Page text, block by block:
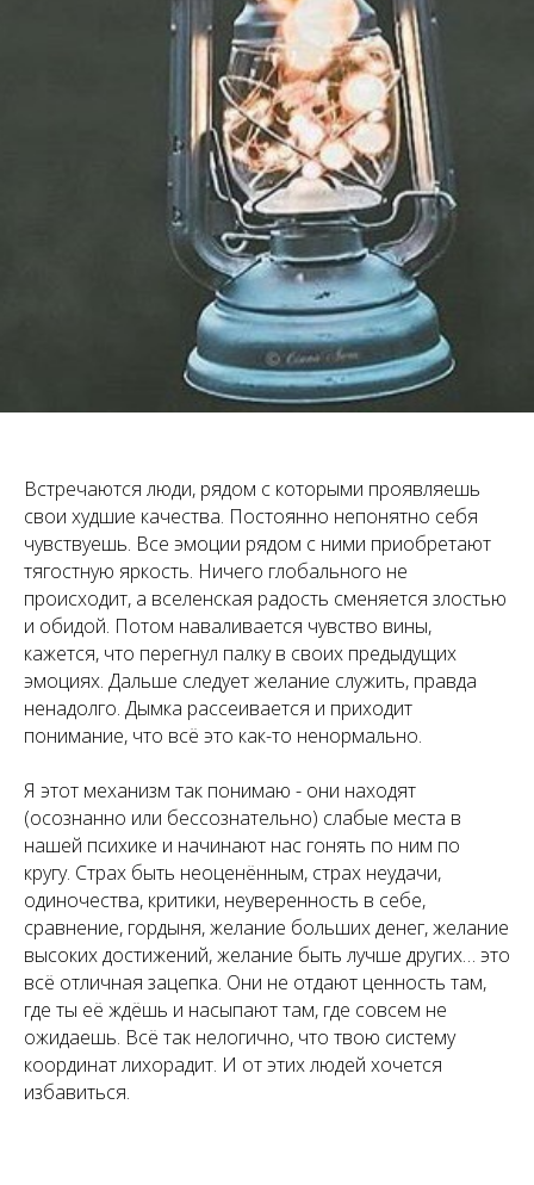
Встречаются люди, рядом с которыми проявляешь
свои худшие качества. Постоянно непонятно себя
чувствуешь. Все эмоции рядом с ними приобретают
тягостную яркость. Ничего глобального не
происходит, а вселенская радость сменяется злостью
и обидой. Потом наваливается чувство вины,
кажется, что перегнул палку в своих предыдущих
эмоциях. Дальше следует желание служить, правда
ненадолго. Дымка рассеивается и приходит
понимание, что всё это как-то ненормально.
Я этот механизм так понимаю - они находят
(осознанно или бессознательно) слабые места в
нашей психике и начинают нас гонять по ним по
кругу. Страх быть неоценённым, страх неудачи,
одиночества, критики, неуверенность в себе,
сравнение, гордыня, желание больших денег, желание
высоких достижений, желание быть лучше других… это
всё отличная зацепка. Они не отдают ценность там,
где ты её ждёшь и насыпают там, где совсем не
ожидаешь. Всё так нелогично, что твою систему
координат лихорадит. И от этих людей хочется
избавиться.